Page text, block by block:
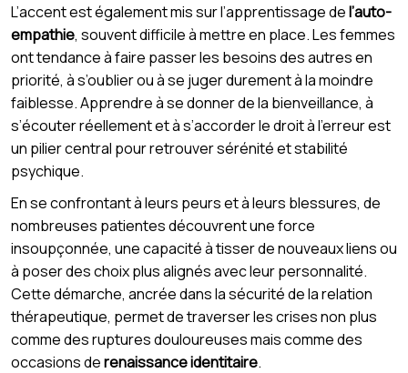
L’accent est également mis sur l’apprentissage del’auto-
empathie, souvent difficile à mettre en place. Les femmes
ont tendance à faire passer les besoins des autres en
priorité, à s’oublier ou à se juger durement à la moindre
faiblesse. Apprendre à se donner de la bienveillance, à
s’écouter réellement et à s’accorder le droit à l’erreur est
un pilier central pour retrouver sérénité et stabilité
psychique.
En se confrontant à leurs peurs et à leurs blessures, de
nombreuses patientes découvrent une force
insoupçonnée, une capacité à tisser de nouveaux liens ou
à poser des choix plus alignés avec leur personnalité.
Cette démarche, ancrée dans la sécurité de la relation
thérapeutique, permet de traverser les crises non plus
comme des ruptures douloureuses mais comme des
occasions derenaissance identitaire.